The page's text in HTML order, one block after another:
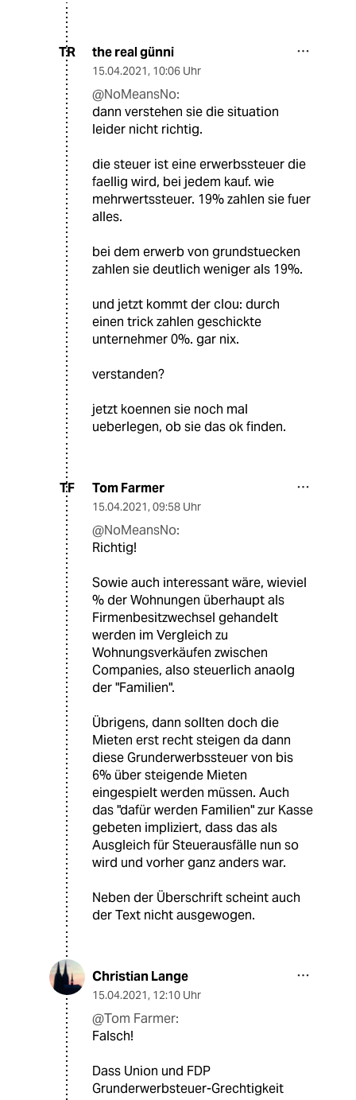
TR the real günni
15.04.2021, 10:06 Uhr
@NoMeansNo:
dann verstehen sie die situation
leider nicht richtig.
die steuer ist eine erwerbssteuer die
faellig wird, bei jedem kauf. wie
mehrwertssteuer. 19% zahlen sie fuer
alles.
bei dem erwerb von grundstuecken
zahlen sie deutlich weniger als 19%.
und jetzt kommt der clou: durch
einen trick zahlen geschickte
unternehmer 0%. gar nix.
verstanden?
jetzt koennen sie noch mal
ueberlegen, ob sie das ok finden.
TF Tom Farmer
15.04.2021, 09:58 Uhr
@NoMeansNo:
Richtig!
Sowie auch interessant wäre, wieviel
% der Wohnungen überhaupt als
Firmenbesitzwechsel gehandelt
werden im Vergleich zu
Wohnungsverkäufen zwischen
Companies, also steuerlich anaolg
der "Familien".
Übrigens, dann sollten doch die
Mieten erst recht steigen da dann
diese Grunderwerbssteuer von bis
6% über steigende Mieten
eingespielt werden müssen. Auch
das "dafür werden Familien" zur Kasse
gebeten impliziert, dass das als
Ausgleich für Steuerausfälle nun so
wird und vorher ganz anders war.
Neben der Überschrift scheint auch
der Text nicht ausgewogen.
Christian Lange
15.04.2021, 12:10 Uhr
@Tom Farmer:
Falsch!
Dass Union und FDP
Grunderwerbsteuer-Grechtigkeit